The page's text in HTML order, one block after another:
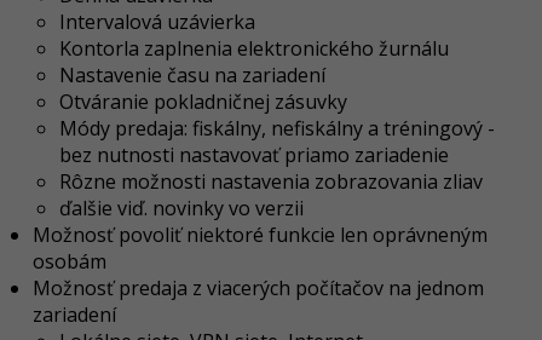
Intervalová uzávierka
Kontorla zaplnenia elektronického žurnálu
Nastavenie času na zariadení
Otváranie pokladničnej zásuvky
Módy predaja: fiskálny, nefiskálny a tréningový -
bez nutnosti nastavovať priamo zariadenie
Rôzne možnosti nastavenia zobrazovania zliav
ďalšie viď. novinky vo verzii
Možnosť povoliť niektoré funkcie len oprávneným
osobám
Možnosť predaja z viacerých počítačov na jednom
zariadení